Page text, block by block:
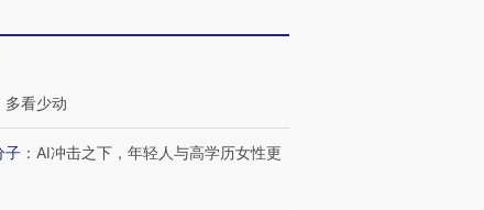
四届链博
“链”接产
【特别呈现】寻找100种
有意思的生活方式·第三对
CFO：不靠规模取胜，华
住三大增长引擎是什么？
多看少动
子 ： AI冲击之下，年轻人与高学历女性更